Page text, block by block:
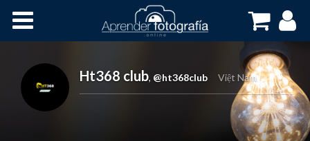
Cursos OnLine
Ht368 club, @ht368club Việt Nam